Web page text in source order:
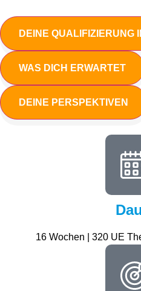
DEINE QUALIFIZIERUNG
WAS DICH ERWARTET
DEINE PERSPEKTIVEN
16 Wochen | 320 UE